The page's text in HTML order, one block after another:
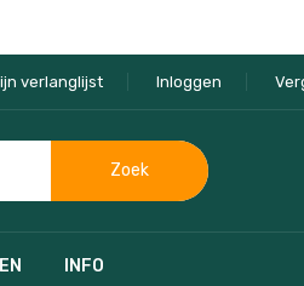
verlanglijst Inloggen
Zoek
INFO